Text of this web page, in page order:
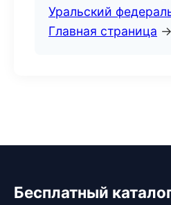
Уральский
Главная страница →
Бесплатный